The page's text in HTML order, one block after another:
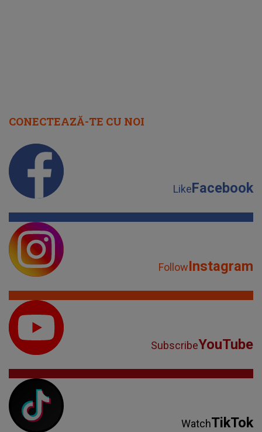
CONECTEAZĂ-TE CU NOI
LikeFacebook
FollowInstagram
SubscribeYouTube
WatchTikTok